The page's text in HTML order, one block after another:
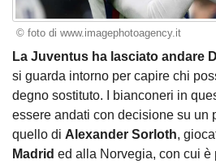
© foto di www.imagephotoagency.it
La Juventus ha lasciato andare
si guarda intorno per capire chi
degno sostituto. I bianconeri in
essere andati con decisione su un
quello di Alexander Sorloth,
Madrid ed alla Norvegia, con cui è